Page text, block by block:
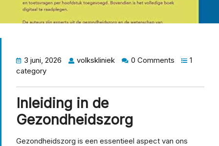
3 juni, 2026 volkskliniek 0 Comments
1
category
Inleiding in de
Gezondheidszorg
Gezondheidszorg is een essentieel aspect van ons